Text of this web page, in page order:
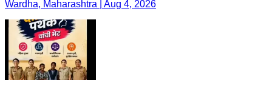
Wardha, Maharashtra | Aug 4, 2026